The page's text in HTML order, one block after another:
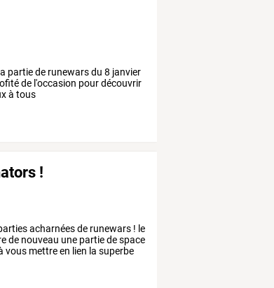
partie de runewars du 8 janvier
de l'occasion pour découvrir
à tous
!
acharnéesde runewars ! le
de nouveau une partiedespace
vous mettreen lien la superbe